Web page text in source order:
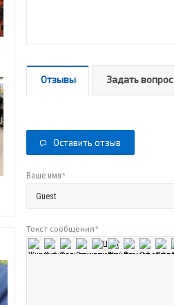
Отзывы Задать вопрос
Оставить отзыв
Ваше имя*
Текст сообщения*